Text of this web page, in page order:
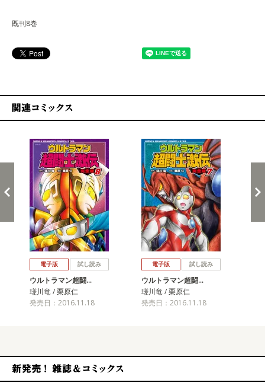
既刊8巻
電子版 試し読み
ウルトラマン超闘…
瑳川竜 / 栗原仁
発売日：2016.11.18
電子版 試し読み
ウルトラマン超闘…
瑳川竜 / 栗原仁
発売日：2016.11.18